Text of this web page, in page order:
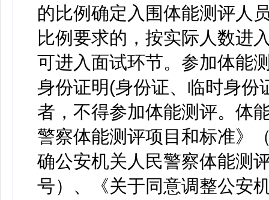
的比例确定入围体能测评人
比例要求的，按实际人数进
可进入面试环节。参加体能
身份证明(身份证、临时身份
者，不得参加体能测评。体
警察体能测评项目和标准》
确公安机关人民警察体能测
号）、《关于同意调整公安